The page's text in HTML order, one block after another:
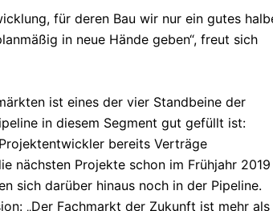
für deren Bau wir nur ein gutes
in neue Hände geben“, freut sich
ist eines der vier Standbeine der
in diesem Segment gut gefüllt ist:
bereits Verträge
nächsten Projekte schon im Frühjahr
sich darüber hinaus noch in der Pipeline.
„Der Fachmarkt der Zukunft ist mehr als